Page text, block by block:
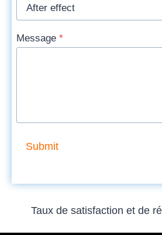
Message *
Submit
Taux de satisfaction et de